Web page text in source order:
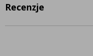
Głębokość: 15 mm
Recenzje